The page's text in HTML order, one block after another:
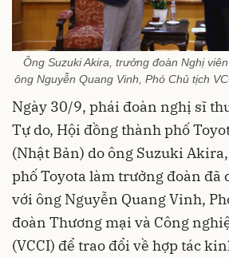
Ông Suzuki Akira, trưởng đoàn Nghị
ông Nguyễn Quang Vinh, Phó Chủ tịch
Ngày 30/9, phái đoàn nghị sĩ
Tự do, Hội đồng thành phố
(Nhật Bản) do ông Suzuki
phố Toyota làm trưởng đoàn đã
với ông Nguyễn Quang Vinh,
đoàn Thương mại và Công
(VCCI) để trao đổi về hợp tác